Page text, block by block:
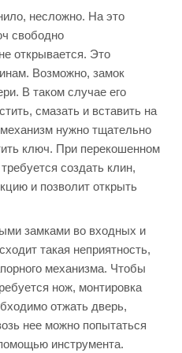
несложно. На это
свободно
открывается. Это
Возможно, замок
В таком случае его
смазать и вставить на
нужно тщательно
ключ. При перекошенном
создать клин,
и позволит открыть
замками во входных и
такая неприятность,
механизма. Чтобы
нож, монтировка
отжать дверь,
нее можно попытаться
инструмента.